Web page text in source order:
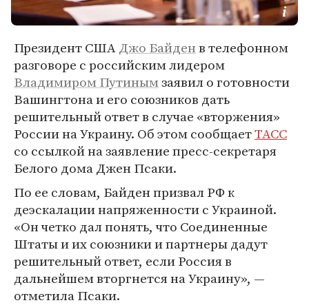
Президент СШАДжо Байденв телефонном
разговоре с российским лидером
Владимиром Путинымзаявил о готовности
Вашингтона и его союзников дать
решительный ответ в случае «вторжения»
России на Украину. Об этом сообщаетТАСС
со ссылкой на заявление пресс-секретаря
Белого дома Джен Псаки.
По ее словам, Байден призвал РФ к
деэскалации напряженности с Украиной.
«Он четко дал понять, что Соединенные
Штаты и их союзники и партнеры дадут
решительный ответ, если Россия в
дальнейшем вторгнется на Украину», —
отметила Псаки.